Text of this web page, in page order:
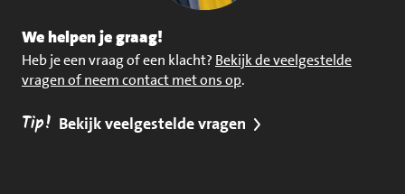
We helpen je graag!
Heb je een vraag of een klacht? Bekijk de veelgestelde
vragen of neem contact met ons op.
Tip! Bekijk veelgestelde vragen